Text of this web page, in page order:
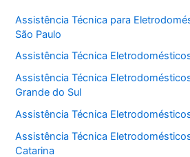
Assistência Técnica para
São Paulo
Assistência Técnica
Assistência Técnica
Grande do Sul
Assistência Técnica
Assistência Técnica
Catarina